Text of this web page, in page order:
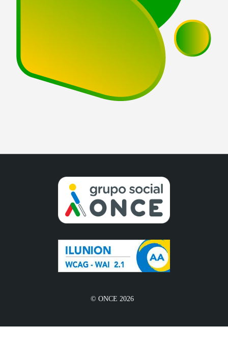
© ONCE 2026